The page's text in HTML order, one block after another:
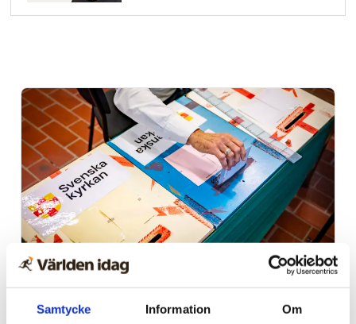
Samtycke Information Om
Kyrkomötet
V-politiker: Svenska